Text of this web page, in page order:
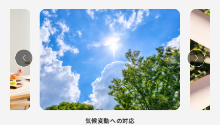
気候変動への対応